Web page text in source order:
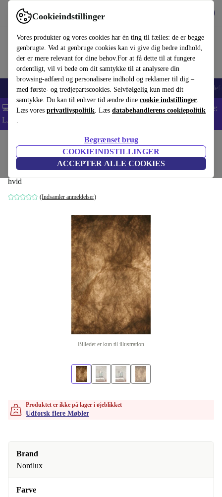
Cookieindstillinger
Vores produkter og vores cookies har én ting til fælles: de er begge
genbrugte. Ved at genbruge cookies kan vi give dig bedre indhold,
der er mere relevant for dine behov.For at få dette til at fungere
ordentligt, vil vi bede om dit samtykke til at analysere din
browsing-adfærd og personalisere indhold og reklamer til dig –
med første- og tredjepartscookies. Selvfølgelig kun med dit
samtykke. Du kan til enhver tid ændre dine cookie indstillinger.
Læs vores privatlivspolitik. Læs databehandlerens cookiepolitik
.
Begrænset brug
COOKIEINDSTILLINGER
ACCEPTER ALLE COOKIES
Brug refurbed hurtigt og nemt
Smartphones Bærbare Tablets Smartwatches Tilbehør
💻 Ekstra 5% rabat på alle MacBooks og bærbare computere - Kode:
LAPTOP5 -
Husholdning Møbler
Cardine 50 pendelampe hvid
hvid
(Indsamler anmeldelser)
Billedet er kun til illustration
Produktet er ikke på lager i øjeblikket
Udforsk flere Møbler
Brand
Nordlux
Farve